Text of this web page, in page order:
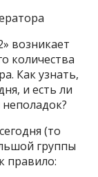
возникает
количества
Как узнать,
и есть ли
(то
группы
правило: